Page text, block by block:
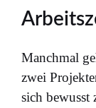
Manchmal
zwei
sich bewusst